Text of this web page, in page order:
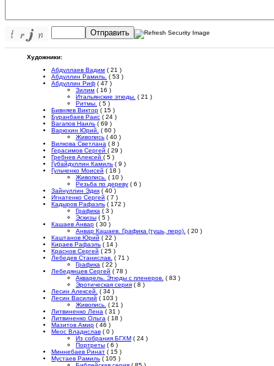
Отправить
Художники:
Абдуллаев Вадим ( 21 )
Абдуллин Рамиль. ( 53 )
Абдуллин Риф ( 47 )
Зилим ( 16 )
Итальянские этюды. ( 21 )
Ритмы. ( 5 )
Бивняев Виктор ( 15 )
Буранбаев Раис ( 24 )
Вагапов Наиль ( 69 )
Варюхин Юрий. ( 60 )
Живопись ( 40 )
Вилкова Светлана ( 8 )
Герасимов Сергей ( 29 )
Гребнев Алексей ( 5 )
Губайдуллин Камиль ( 9 )
Гульченко Моисей ( 18 )
Живопись. ( 10 )
Резьба по дереву ( 6 )
Зайнуллин Эдик ( 40 )
Игнатенко Сергей ( 7 )
Кадыров Рафаэль ( 172 )
Графика ( 3 )
Эскизы ( 5 )
Кашаев Анвар ( 30 )
Анвар Кашаев. Графика (тушь, перо). ( 20 )
Каштанов Юрий ( 22 )
Кираев Рафаэль ( 14 )
Краснов Сергей ( 25 )
Лебедев Станислав. ( 71 )
Графика ( 22 )
Лебедянцев Сергей ( 78 )
Акварель. Этюды с пленеров. ( 83 )
Эротическая серия ( 8 )
Лесин Алексей. ( 34 )
Лесин Василий ( 103 )
Живопись. ( 21 )
Литвиненко Лена ( 31 )
Литвиненко Ольга ( 18 )
Мазитов Амир ( 46 )
Меос Владислав ( 0 )
Из собрания БГХМ ( 24 )
Портреты ( 6 )
Миннебаев Ринат ( 15 )
Мустаев Рамиль ( 105 )